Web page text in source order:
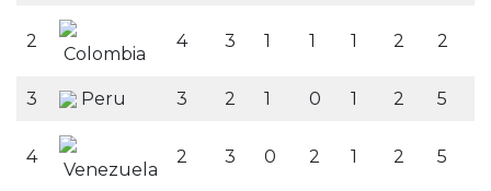
2
Colombia
4 3 1 1 1 2 2
3 Peru 3 2 1 0 1 2 5
4
Venezuela
2 3 0 2 1 2 5